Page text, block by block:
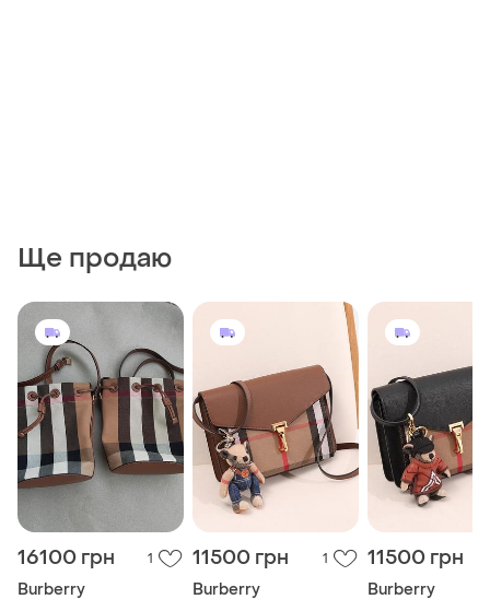
Ще продаю
16100 грн 1
Burberry
11500 грн 1
Burberry
11500 грн
Burberry